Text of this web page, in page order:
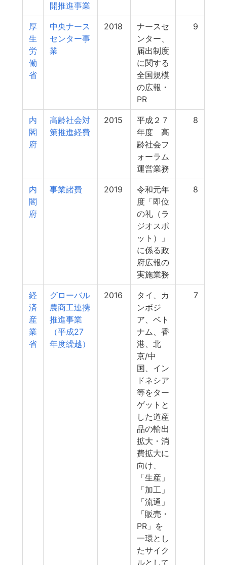
開推進事業
厚
生
労
働
省
中央ナース
センター事
業
2018
ナースセ
ンター、
届出制度
に関する
全国規模
の広報・
PR
9
内
閣
府
高齢社会対
策推進経費
2015
平成２７
年度 高
齢社会フ
ォーラム
運営業務
8
内
閣
府
事業諸費 2019
令和元年
度「即位
の礼（ラ
ジオスポ
ット）」
に係る政
府広報の
実施業務
8
経
済
産
業
省
グローバル
農商工連携
推進事業
（平成27
年度繰越）
2016
タイ、カ
ンボジ
ア、ベト
ナム、香
港、北
京/中
国、イン
ドネシア
等をター
ゲットと
した道産
品の輸出
拡大・消
費拡大に
向け、
「生産」
「加工」
「流通」
「販売・
PR」を
一環とし
たサイク
ルとして
7